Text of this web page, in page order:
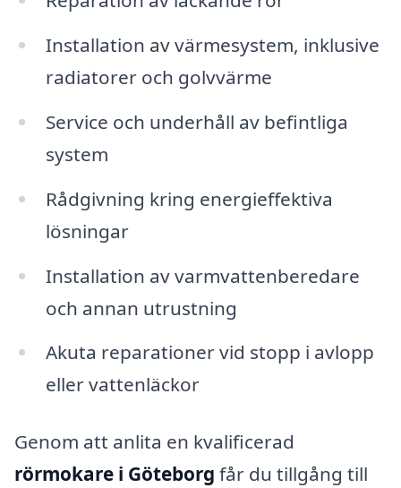
Installation av värmesystem, inklusive
radiatorer och golvvärme
Service och underhåll av befintliga
system
Rådgivning kring energieffektiva
lösningar
Installation av varmvattenberedare
och annan utrustning
Akuta reparationer vid stopp i avlopp
eller vattenläckor
Genom att anlita en kvalificerad
rörmokare i Göteborg får du tillgång till